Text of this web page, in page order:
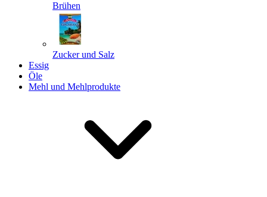
Brühen
Zucker und Salz
Essig
Öle
Mehl und Mehlprodukte